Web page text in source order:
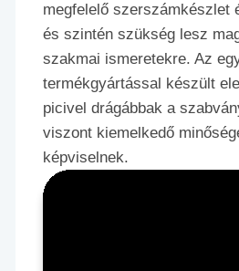
megfelelő szerszámkészlet
és szintén szükség lesz
szakmai ismeretekre. Az
termékgyártással készült
picivel drágábbak a
viszont kiemelkedő
képviselnek.